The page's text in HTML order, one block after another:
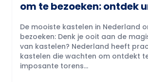
om te bezoeken: ontdek
De mooiste kastelen in Nederland
bezoeken: Denk je ooit aan de
van kastelen? Nederland heeft
kastelen die wachten om ontdekt
imposante torens...